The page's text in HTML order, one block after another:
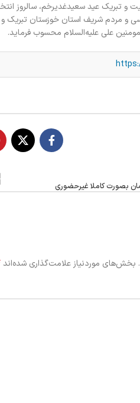
و تبریک عید سعیدغدیرخم، سالروز
و مردم شریف استان خوزستان تبریک
علی علیه‌السلام محسوب فرماید.
بصورت کاملا غیرحضوری
بخش‌های موردنیاز علامت‌گذاری شده‌اند